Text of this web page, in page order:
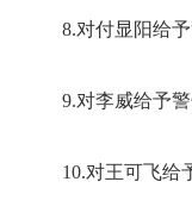
8.对付显阳给
9.对李威给予
10.对王可飞给